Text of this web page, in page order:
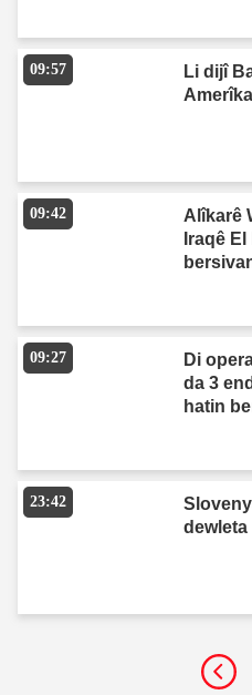
09:57
Li dijî
09:42
Alîkarê
Iraqê
09:27
Di
da 3
hatin
23:42